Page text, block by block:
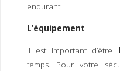
endurant.
L’équipement
Il est important d’être
temps. Pour votre